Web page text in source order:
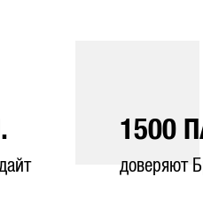
1500
доверяют